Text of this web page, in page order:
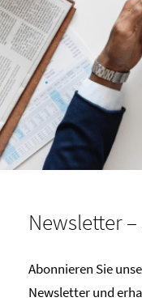
Newsletter
Abonnieren Sie
Newsletter und